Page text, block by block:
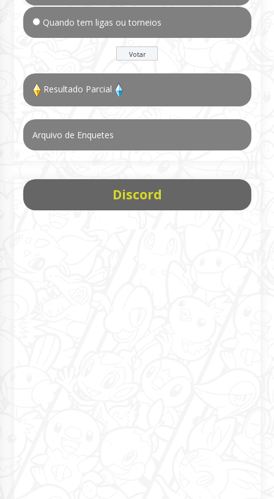
Quando tem ligas ou torneios
Resultado Parcial
Arquivo de Enquetes
Discord